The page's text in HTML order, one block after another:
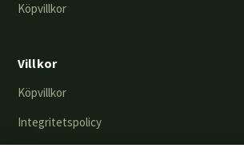
Köpvillkor
Villkor
Köpvillkor
Integritetspolicy